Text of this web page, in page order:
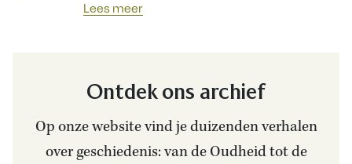
Lees meer
Ontdek ons archief
Op onze website vind je duizenden verhalen
over geschiedenis: van de Oudheid tot de